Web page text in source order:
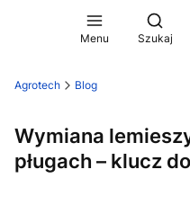
Menu Szukaj
Agrotech Blog
Wymiana
pługach – klucz